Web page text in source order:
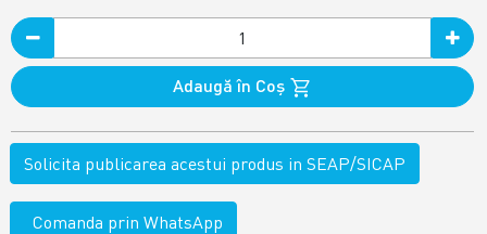
Adaugă în Coş
Solicita publicarea acestui produs in SEAP/SICAP
Comanda prin WhatsApp